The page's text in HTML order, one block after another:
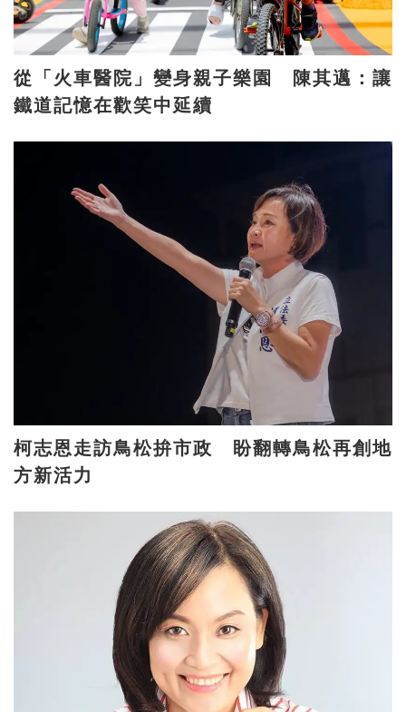
從「火車醫院」變身親子樂園 陳其邁：讓
鐵道記憶在歡笑中延續
柯志恩走訪鳥松拚市政 盼翻轉鳥松再創地
方新活力